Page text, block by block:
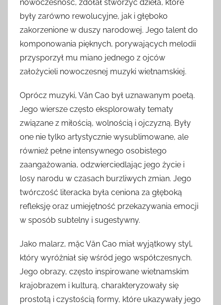
nowoczesność, zdołał stworzyć dzieła, które
były zarówno rewolucyjne, jak i głęboko
zakorzenione w duszy narodowej. Jego talent do
komponowania pięknych, porywających melodii
przysporzył mu miano jednego z ojców
założycieli nowoczesnej muzyki wietnamskiej.
Oprócz muzyki, Văn Cao był uznawanym poetą.
Jego wiersze często eksplorowały tematy
związane z miłością, wolnością i ojczyzną. Były
one nie tylko artystycznie wysublimowane, ale
również pełne intensywnego osobistego
zaangażowania, odzwierciedlając jego życie i
losy narodu w czasach burzliwych zmian. Jego
twórczość literacka była ceniona za głęboką
refleksję oraz umiejętność przekazywania emocji
w sposób subtelny i sugestywny.
Jako malarz, mặc Văn Cao miał wyjątkowy styl,
który wyróżniał się wśród jego współczesnych.
Jego obrazy, często inspirowane wietnamskim
krajobrazem i kulturą, charakteryzowały się
prostotą i czystością formy, które ukazywały jego